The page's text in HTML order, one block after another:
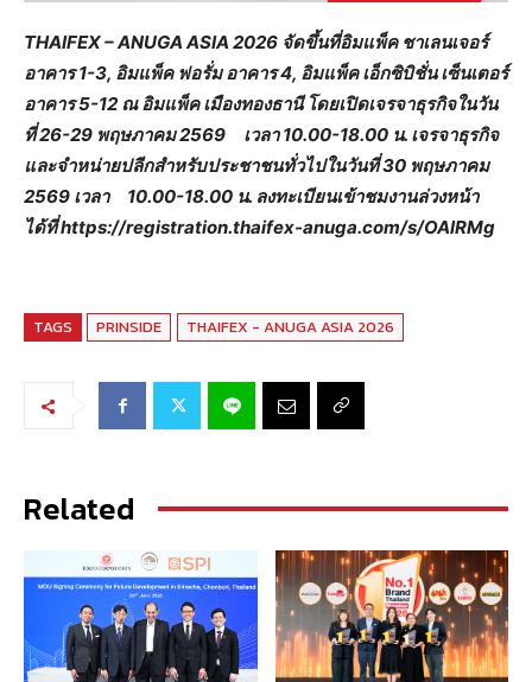
THAIFEX – ANUGA ASIA 2026 จัดขึ้นที่อิมแพ็ค ชาเลนเจอร์
อาคาร 1-3, อิมแพ็ค ฟอรั่ม อาคาร 4, อิมแพ็คเอ็กซิบิชั่น เซ็นเตอร์
อาคาร5-12 ณ อิมแพ็ค เมืองทองธานี โดยเปิดเจรจาธุรกิจในวัน
ที่ 26-29 พฤษภาคม 2569
เวลา 10.00-18.00 น. เจรจาธุรกิจ
และจำหน่ายปลีกสำหรับประชาชนทั่วไปในวันที่ 30 พฤษภาคม
2569 เวลา 10.00-18.00 น. ลงทะเบียนเข้าชมงานล่วงหน้า
ได้ที่https://registration.thaifex-anuga.com/s/OAlRMg
TAGS PRINSIDE THAIFEX - ANUGA ASIA 2026
Related